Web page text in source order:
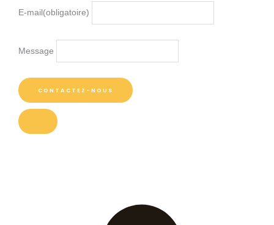
E-mail (obligatoire)
Message
CONTACTEZ-NOUS